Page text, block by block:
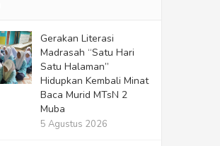
Gerakan Literasi
Madrasah “Satu Hari
Satu Halaman”
Hidupkan Kembali Minat
Baca Murid MTsN 2
Muba
5 Agustus 2026